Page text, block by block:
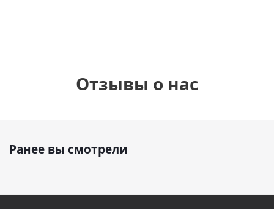
Отзывы о нас
Ранее вы смотрели